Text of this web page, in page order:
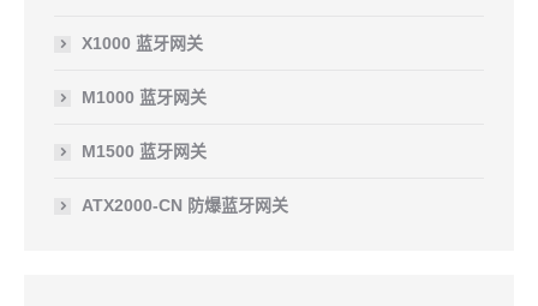
X1000 蓝牙网关
M1000 蓝牙网关
M1500 蓝牙网关
ATX2000-CN 防爆蓝牙网关